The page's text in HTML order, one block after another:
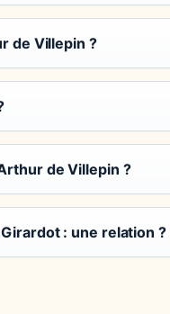
de Villepin ?
de Villepin ?
: une relation ?